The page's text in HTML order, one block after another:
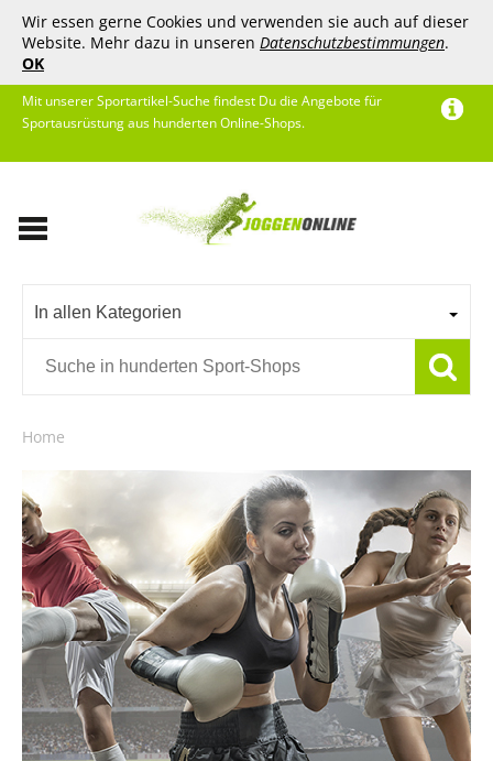
Wir essen gerne Cookies und verwenden sie auch auf dieser
Website. Mehr dazu in unseren Datenschutzbestimmungen.
OK
Mit unserer Sportartikel-Suche findest Du die Angebote für
Sportausrüstung aus hunderten Online-Shops.
In allen Kategorien
Home